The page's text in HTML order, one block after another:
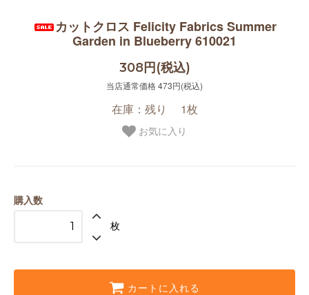
カットクロス Felicity Fabrics Summer
Garden in Blueberry 610021
308円(税込)
当店通常価格 473円(税込)
在庫：残り 1枚
お気に入り
購入数
枚
カートに入れる